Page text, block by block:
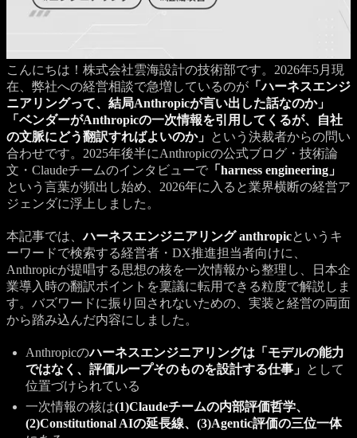
こんにちは！株式会社雲海設計の技術部です。2026年5月現
在、弊社への経営相談で急増しているのが 「ハーネスエンジ
ニアリングって、結局Anthropicが言い出した話なのか」
「ベンダーがAnthropicの一次情報を引用してくるが、自社
の文脈にどう翻訳すればよいのか」 という決裁者からの問い
合わせです。2025年後半にAnthropicの公式ブログ・技術論
文・Claudeチームのインタビューで 「harness engineering」
という言葉が頻出し始め、2026年に入ると業界横断の経営ア
ジェンダに浮上しました。
本記事では、ハーネスエンジニアリング anthropicというキ
ーワードで検索する経営者・DX推進担当者向けに、
Anthropicが提唱する思想の核を一次情報から整理し、日本企
業導入時の翻訳ポイントを稟議に転用できる粒度で解説しま
す。バズワードに振り回されないための、実装と経営の両面
から踏み込んだ内容にしました。
Anthropicのハーネスエンジニアリングは「モデルの能力
ではなく、評価ループそのものを設計する仕事」 として
位置づけられている
一次情報の核は(1)Claudeチームの内部評価哲学、
(2)Constitutional AIの延長線、(3)Agentic評価の三位一体